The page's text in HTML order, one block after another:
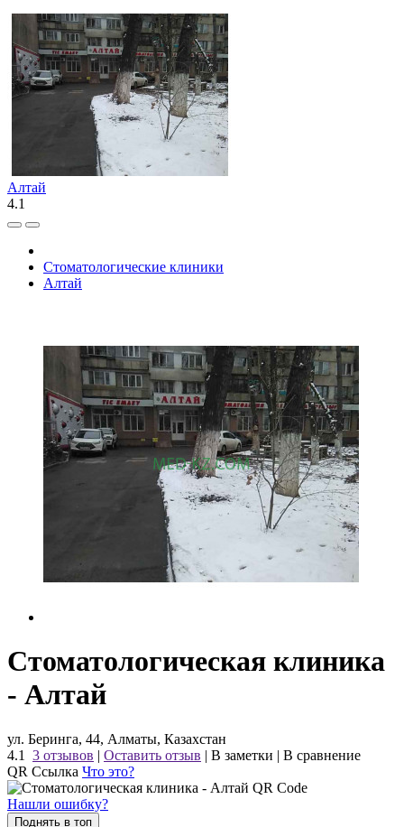
Алтай
4.1
Стоматологические клиники
Алтай
Стоматологическая клиника
- Алтай
ул. Беринга, 44, Алматы, Казахстан
4.1
3 отзывов | Оставить отзыв | В заметки | В сравнение
QR Ссылка Что это?
Нашли ошибку?
Поднять в топ